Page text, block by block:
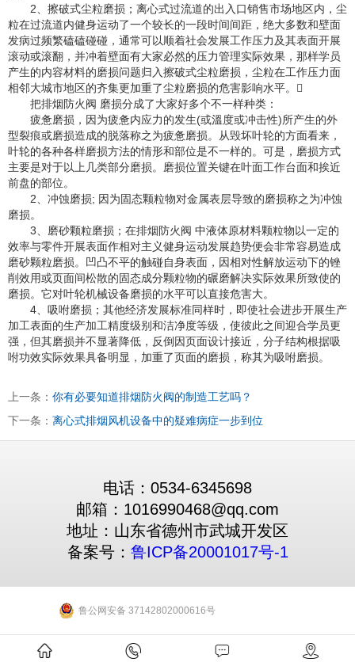
2、擦破式尘粒磨损；离心式过流道的出入口销售市场地区内，尘
粒在过流道内健身运动了一个较长的一段时间间距，绝大多数和壁面
发病过频繁磕磕碰碰，通常可以顺着社会发展工作压力及其表面开展
滚动或滚翻，并冲着壁面有大家必然的压力管理实际效果，那样学员
产生的内容材料的磨损问题归入擦破式尘粒磨损，尘粒在工作压力面
相邻大城市地区的齐集更加重了尘粒磨损的危害影响水平。
把排烟防火阀 磨损分成了大家好多个不一样种类：
疲惫磨损，因为疲惫内应力的发生(或溫度或冲击性)所产生的外
型裂痕或磨损造成的脱落称之为疲惫磨损。从毁坏叶轮的方面看来，
叶轮的各种各样磨损方法的情形和部位是不一样的。可是，磨损方式
主要是对于以上几类部分磨损。磨损位置关键在叶面工作台面和挨近
前盘的部位。
2、冲蚀磨损; 因为固态颗粒物对金属表层导致的磨损称之为冲蚀
磨损。
3、磨砂颗粒磨损；在排烟防火阀 中液体原材料颗粒物以一定的
效率与零件开展表面作相对主义健身运动发展趋势便会非常容易造成
磨砂颗粒磨损。凹凸不平的触碰自身表面，因相对性解放运动下的锉
削效用或页面间松散的固态成分颗粒物的碾磨解决实际效果所致使的
磨损。它对叶轮机械设备磨损的水平可以直接危害大。
4、吸咐磨损；其他经济发展标准同样时，即使社会进步开展生产
加工表面的生产加工精度级别和洁净度等级，使彼此之间迎合学员更
强，但其磨损并不显著降低，反倒因页面设计接近，分子结构根据吸
咐功效实际效果具备明显，加重了页面的磨损，称其为吸咐磨损。
上一条： 你有必要知道排烟防火阀的制造工艺吗？
下一条： 离心式排烟风机设备中的疑难病症一步到位
电话：0534-6345698
邮箱：1016990468@qq.com
地址：山东省德州市武城开发区
备案号： 鲁ICP备20001017号-1
鲁公网安备 37142802000616号